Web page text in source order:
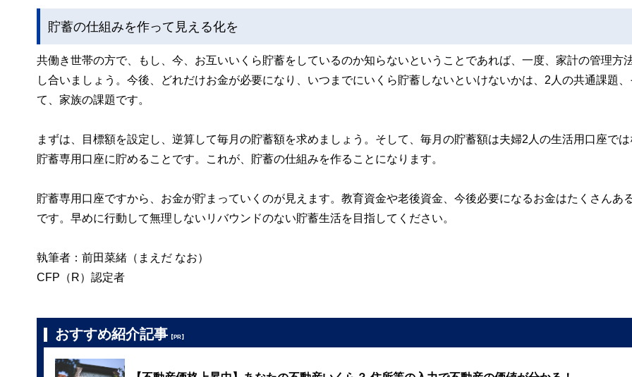
貯蓄の仕組みを作って見える化を
共働き世帯の方で、もし、今、お互いいくら貯蓄をしているのか知らないということであれば、一度、家計の管理方
し合いましょう。今後、どれだけお金が必要になり、いつまでにいくら貯蓄しないといけないかは、2人の共通課題、
て、家族の課題です。
まずは、目標額を設定し、逆算して毎月の貯蓄額を求めましょう。そして、毎月の貯蓄額は夫婦2人の生活用口座では
貯蓄専用口座に貯めることです。これが、貯蓄の仕組みを作ることになります。
貯蓄専用口座ですから、お金が貯まっていくのが見えます。教育資金や老後資金、今後必要になるお金はたくさんあ
です。早めに行動して無理しないリバウンドのない貯蓄生活を目指してください。
執筆者：前田菜緒（まえだ なお）
CFP（R）認定者
おすすめ紹介記事 【PR】